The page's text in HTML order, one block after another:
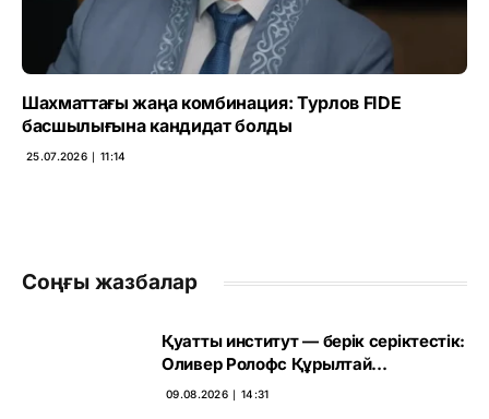
Шахматтағы жаңа комбинация: Турлов FIDE
басшылығына кандидат болды
25.07.2026 ∣ 11:14
Соңғы жазбалар
Қуатты институт — берік серіктестік:
Оливер Ролофс Құрылтай
сайлауының маңызын бағалады
09.08.2026 ∣ 14:31